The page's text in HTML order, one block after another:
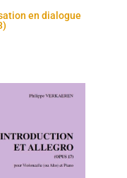
en dialogue